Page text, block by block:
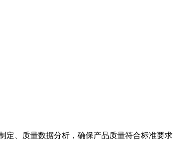
定、质量数据分析，确保产品质量符合标准要求